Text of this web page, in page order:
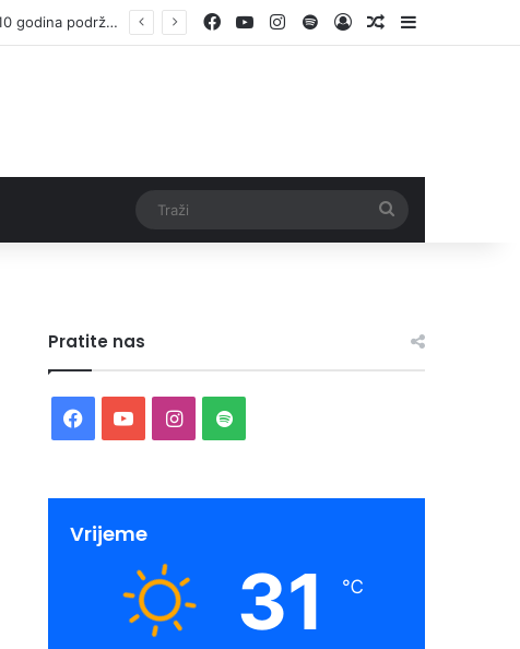
Otvorene prijave za Bingo Festival Fits: Odaberite outfit s omiljenim influencerom i zablistajte na Crvenom tepihu Sarajevo Film Festivala Facebook
YouTubeInstagram
SpotifyLog InRandom Article
Sidebar
Pratite nas
Facebook
YouTubeInstagram
Spotify
Vrijeme
31 ℃